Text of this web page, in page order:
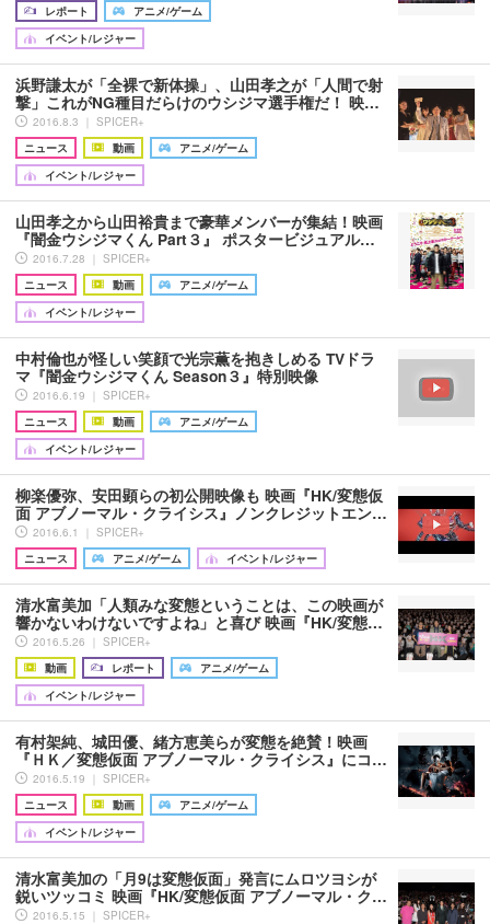
レポート
アニメ/ゲーム
イベント/レジャー
浜野謙太が「全裸で新体操」、山田孝之が「人間で射
撃」これがNG種目だらけのウシジマ選手権だ！ 映…
2016.8.3 ｜ SPICER+
ニュース
動画
アニメ/ゲーム
イベント/レジャー
山田孝之から山田裕貴まで豪華メンバーが集結！映画
『闇金ウシジマくん Part３』 ポスタービジュアル…
2016.7.28 ｜ SPICER+
ニュース
動画
アニメ/ゲーム
イベント/レジャー
中村倫也が怪しい笑顔で光宗薫を抱きしめる TVドラ
マ『闇金ウシジマくん Season３』特別映像
2016.6.19 ｜ SPICER+
ニュース
動画
アニメ/ゲーム
イベント/レジャー
柳楽優弥、安田顕らの初公開映像も 映画『HK/変態仮
面 アブノーマル・クライシス』ノンクレジットエン…
2016.6.1 ｜ SPICER+
ニュース
アニメ/ゲーム イベント/レジャー
清水富美加「人類みな変態ということは、この映画が
響かないわけないですよね」と喜び 映画『HK/変態…
2016.5.26 ｜ SPICER+
動画
レポート
アニメ/ゲーム
イベント/レジャー
有村架純、城田優、緒方恵美らが変態を絶賛！映画
『ＨＫ／変態仮面 アブノーマル・クライシス』にコ…
2016.5.19 ｜ SPICER+
ニュース
動画
アニメ/ゲーム
イベント/レジャー
清水富美加の「月9は変態仮面」発言にムロツヨシが
鋭いツッコミ 映画『HK/変態仮面 アブノーマル・ク…
2016.5.15 ｜ SPICER+